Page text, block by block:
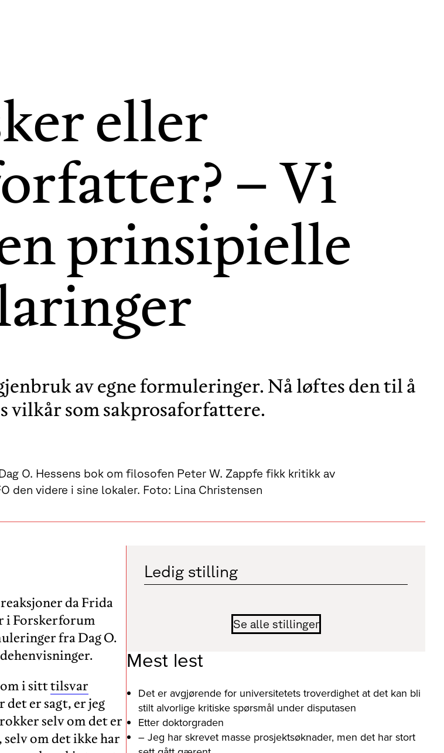
eller
– Vi
prinsipielle
av egne formuleringer. Nå løftes den til å
vilkår som sakprosaforfattere.
O. Hessens bok om filosofen Peter W. Zappfe fikk kritikk av
den videre i sine lokaler. Foto: Lina Christensen
da Frida
i Forskerforum
fra Dag O.
i sitttilsvar
det er sagt, er jeg
selv om det er
om det ikke har
Ledig stilling
Se alle stillinger
Mest lest
Det er avgjørende for universitetets troverdighet at det kan bli
stilt alvorlige kritiske spørsmål under disputasen
Etter doktorgraden
– Jeg har skrevet masse prosjektsøknader, men det har stort